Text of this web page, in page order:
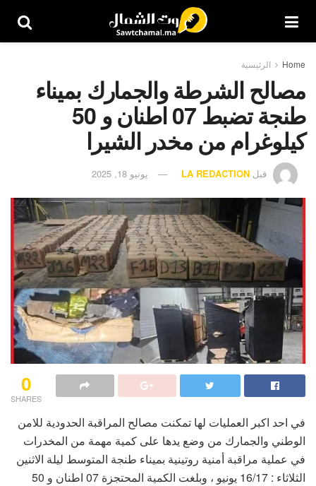
Home الرئيسية
مصالح الشرطة والجمارك بميناء
طنجة تضبط 07 اطنان و 50
كيلوغرام من مخدر الشيرا
قبل LA REDACTION يونيو 18, 2025
0
SHARES
في احد اكبر العمليات لها تمكنت مصالح المراقبة الحدودية للامن
الوطني والجمارك من وضع يدها على كمية مهمة من المخدرات
في عملية مراقبة أمنية روتينية بميناء طنجة المتوسط ليلة الاثنين
الثلاثاء : 16/17 يونيو ، وبلغت الكمية المحتجزة 07 اطنان و 50